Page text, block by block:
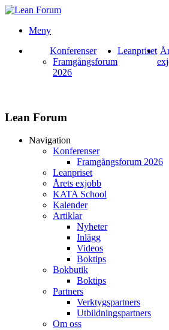
Meny
Konferenser
Framgångsforum
2026
Leanpriset
Lean Forum
Navigation
Konferenser
Framgångsforum 2026
Leanpriset
Årets exjobb
KATA School
Kalender
Artiklar
Nyheter
Inlägg
Videos
Boktips
Bokbutik
Boktips
Partners
Verktygspartners
Utbildningspartners
Om oss